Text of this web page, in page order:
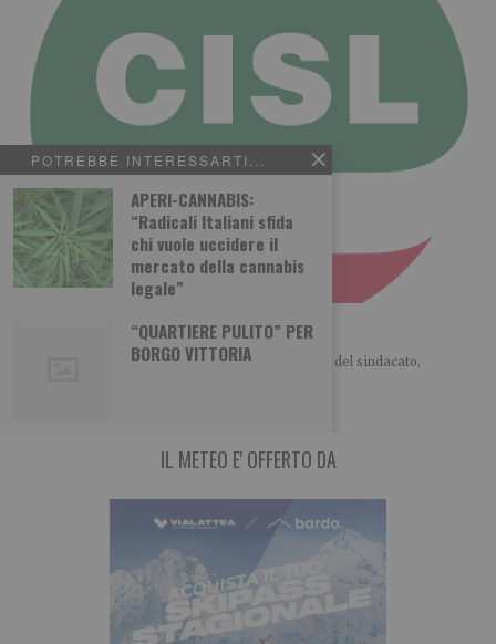
POTREBBE INTERESSARTI...
APERI-CANNABIS:
“Radicali Italiani sfida
chi vuole uccidere il
mercato della cannabis
legale”
“QUARTIERE PULITO” PER
BORGO VITTORIA
La Cisl vince. Basta conflitti
LO SCENARIO POLITICO di Giorgio Merlo Il ruolo del sindacato,
IL METEO E' OFFERTO DA